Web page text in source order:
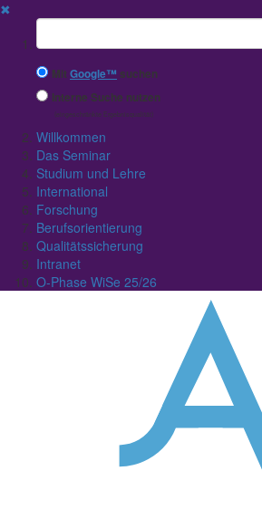
✖
Suchbegriff
MitGoogle™ suchen
Interne Suche nutzen
(eingeschränkte Ergebnisqualität)
Willkommen
Das Seminar
Studium und Lehre
International
Forschung
Berufsorientierung
Qualitätssicherung
Intranet
O-Phase WiSe 25/26